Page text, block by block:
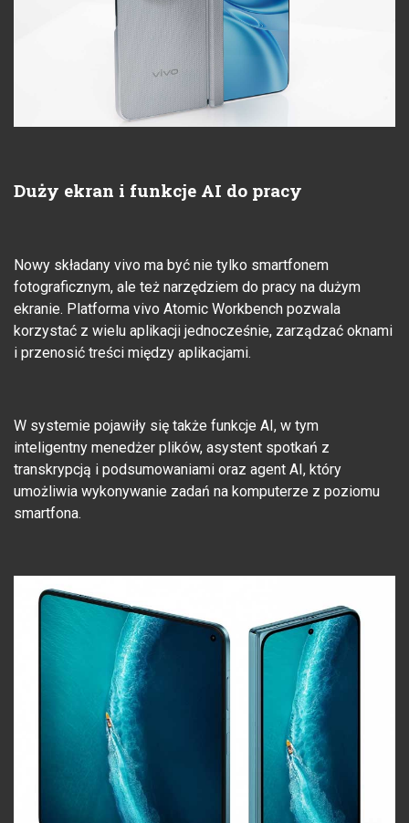
Duży ekran i funkcje AI do pracy
Nowy składany vivo ma być nie tylko smartfonem
fotograficznym, ale też narzędziem do pracy na dużym
ekranie. Platforma vivo Atomic Workbench pozwala
korzystać z wielu aplikacji jednocześnie, zarządzać oknami
i przenosić treści między aplikacjami.
W systemie pojawiły się także funkcje AI, w tym
inteligentny menedżer plików, asystent spotkań z
transkrypcją i podsumowaniami oraz agent AI, który
umożliwia wykonywanie zadań na komputerze z poziomu
smartfona.